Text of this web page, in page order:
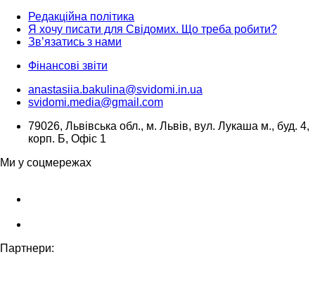
Редакційна політика
Я хочу писати для Свідомих. Що треба робити?
Зв’язатись з нами
Фінансові звіти
anastasiia.bakulina@svidomi.in.ua
svidomi.media@gmail.com
79026, Львівська обл., м. Львів, вул. Лукаша м., буд. 4,
корп. Б, Офіс 1
Ми у соцмережах
Партнери: